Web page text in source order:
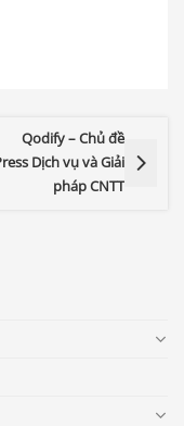
Qodify – Chủ đề
Dịch vụ và Giải
pháp CNTT